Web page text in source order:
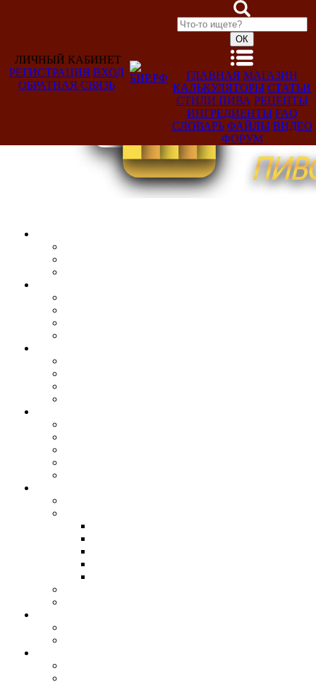
Добро
ЛИЧНЫЙ КАБИНЕТ
РЕГИСТРАЦИЯ ВХОД
ОБРАТНАЯ СВЯЗЬ
ГЛАВНАЯ МАГАЗИН
КАЛЬКУЛЯТОРЫ СТАТЬИ
СТИЛИ ПИВА РЕЦЕПТЫ
ИНГРЕДИЕНТЫ FAQ
СЛОВАРЬ ФАЙЛЫ ВИДЕО
ФОРУМ